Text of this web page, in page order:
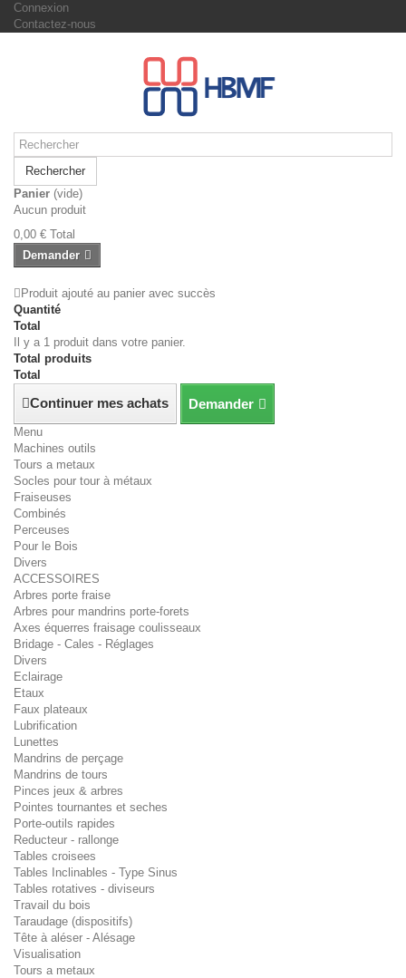
Connexion
Contactez-nous
Rechercher
Panier (vide)
Aucun produit
0,00 € Total
Demander
Produit ajouté au panier avec succès
Quantité
Total
Il y a 1 produit dans votre panier.
Total produits
Total
Continuer mes achats Demander
Menu
Machines outils
Tours a metaux
Socles pour tour à métaux
Fraiseuses
Combinés
Perceuses
Pour le Bois
Divers
ACCESSOIRES
Arbres porte fraise
Arbres pour mandrins porte-forets
Axes équerres fraisage coulisseaux
Bridage - Cales - Réglages
Divers
Eclairage
Etaux
Faux plateaux
Lubrification
Lunettes
Mandrins de perçage
Mandrins de tours
Pinces jeux & arbres
Pointes tournantes et seches
Porte-outils rapides
Reducteur - rallonge
Tables croisees
Tables Inclinables - Type Sinus
Tables rotatives - diviseurs
Travail du bois
Taraudage (dispositifs)
Tête à aléser - Alésage
Visualisation
Tours a metaux